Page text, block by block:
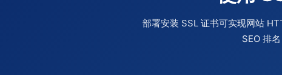
部署安装 SSL 证书可实现网站
SEO 排